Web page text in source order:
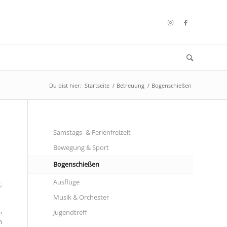
Du bist hier: Startseite / Betreuung / Bogenschießen
Samstags- & Ferienfreizeit
Bewegung & Sport
Bogenschießen
Ausflüge
Musik & Orchester
Jugendtreff